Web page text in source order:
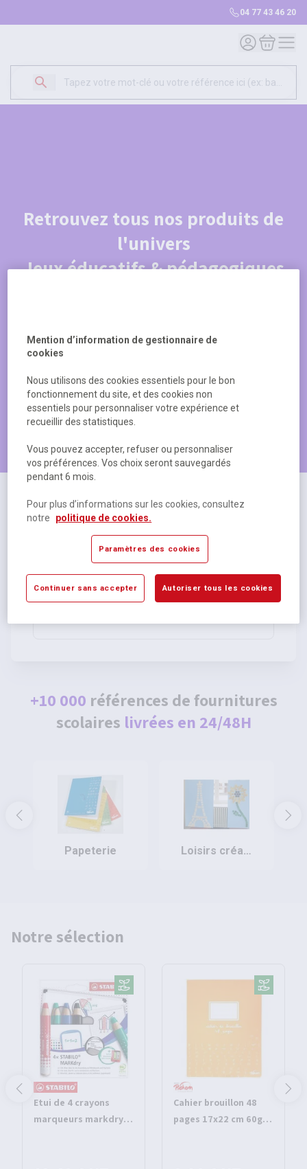
04 77 43 46 20
Mon compte
Mon
Retrouvez tous nos produits de
l'univers
Jeux éducatifs & pédagogiques
Les produits les plus populaires
Cahier polypropylène 48 pages Seyes 17x22 cm
+10 000 références de fournitures
scolaires livrées en 24/48H
papeterie loisirs créatifs
Notre sélection
Etui de 4 crayons
marqueurs markdry -
Cahier brouillon 48
pages 17x22 cm 60g
Mention d’information de gestionnaire de
cookies
Nous utilisons des cookies essentiels pour le bon
fonctionnement du site, et des cookies non
essentiels pour personnaliser votre expérience et
recueillir des statistiques.
Vous pouvez accepter, refuser ou personnaliser
vos préférences. Vos choix seront sauvegardés
pendant 6 mois.
Pour plus d’informations sur les cookies, consultez
notre
politique de cookies.
Paramètres des cookies
Continuer sans accepter Autoriser tous les cookies